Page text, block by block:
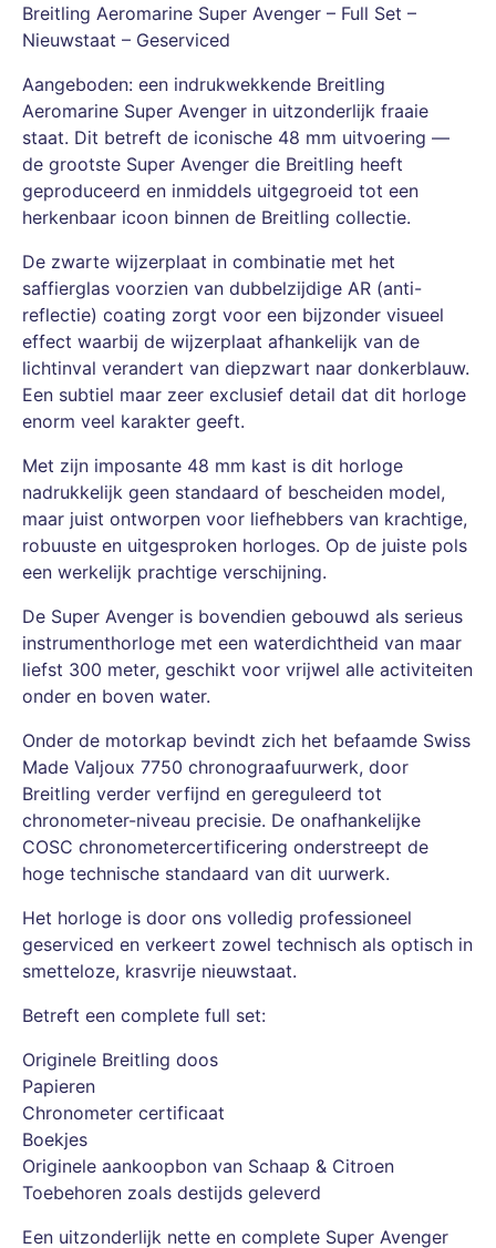
Breitling Aeromarine Super Avenger – Full Set –
Nieuwstaat – Geserviced
Aangeboden: een indrukwekkende Breitling
Aeromarine Super Avenger in uitzonderlijk fraaie
staat. Dit betreft de iconische 48 mm uitvoering —
de grootste Super Avenger die Breitling heeft
geproduceerd en inmiddels uitgegroeid tot een
herkenbaar icoon binnen de Breitling collectie.
De zwarte wijzerplaat in combinatie met het
saffierglas voorzien van dubbelzijdige AR (anti-
reflectie) coating zorgt voor een bijzonder visueel
effect waarbij de wijzerplaat afhankelijk van de
lichtinval verandert van diepzwart naar donkerblauw.
Een subtiel maar zeer exclusief detail dat dit horloge
enorm veel karakter geeft.
Met zijn imposante 48 mm kast is dit horloge
nadrukkelijk geen standaard of bescheiden model,
maar juist ontworpen voor liefhebbers van krachtige,
robuuste en uitgesproken horloges. Op de juiste pols
een werkelijk prachtige verschijning.
De Super Avenger is bovendien gebouwd als serieus
instrumenthorloge met een waterdichtheid van maar
liefst 300 meter, geschikt voor vrijwel alle activiteiten
onder en boven water.
Onder de motorkap bevindt zich het befaamde Swiss
Made Valjoux 7750 chronograafuurwerk, door
Breitling verder verfijnd en gereguleerd tot
chronometer-niveau precisie. De onafhankelijke
COSC chronometercertificering onderstreept de
hoge technische standaard van dit uurwerk.
Het horloge is door ons volledig professioneel
geserviced en verkeert zowel technisch als optisch in
smetteloze, krasvrije nieuwstaat.
Betreft een complete full set:
Originele Breitling doos
Papieren
Chronometer certificaat
Boekjes
Originele aankoopbon van Schaap & Citroen
Toebehoren zoals destijds geleverd
Een uitzonderlijk nette en complete Super Avenger